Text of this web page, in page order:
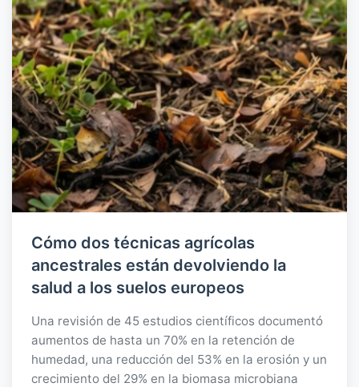
Cómo dos técnicas agrícolas
ancestrales están devolviendo la
salud a los suelos europeos
Una revisión de 45 estudios científicos documentó
aumentos de hasta un 70% en la retención de
humedad, una reducción del 53% en la erosión y un
crecimiento del 29% en la biomasa microbiana